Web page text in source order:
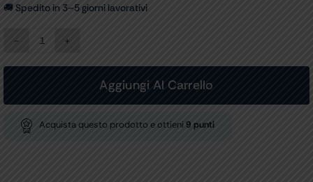
🚚 Spedito in 3–5 giorni lavorativi
MARTELLO
"BUCK
quantità
Aggiungi Al Carrello
Acquista questo prodotto e ottieni 9 punti